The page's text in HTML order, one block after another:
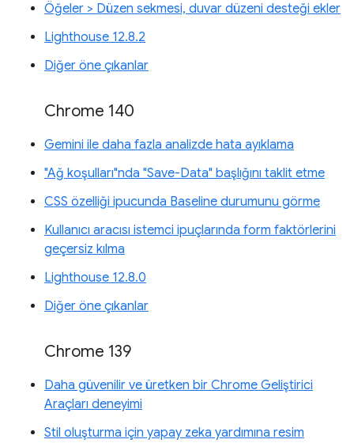
Öğeler > Düzen sekmesi, duvar düzeni desteği ekler
Lighthouse 12.8.2
Diğer öne çıkanlar
Chrome 140
Gemini ile daha fazla analizde hata ayıklama
"Ağ koşulları"nda "Save-Data" başlığını taklit etme
CSS özelliği ipucunda Baseline durumunu görme
Kullanıcı aracısı istemci ipuçlarında form faktörlerini
geçersiz kılma
Lighthouse 12.8.0
Diğer öne çıkanlar
Chrome 139
Daha güvenilir ve üretken bir Chrome Geliştirici
Araçları deneyimi
Stil oluşturma için yapay zeka yardımına resim